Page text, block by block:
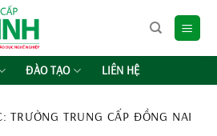
ĐÀO TẠO LIÊN HỆ
TRƯỜNG TRUNG CẤP ĐỒNG NAI